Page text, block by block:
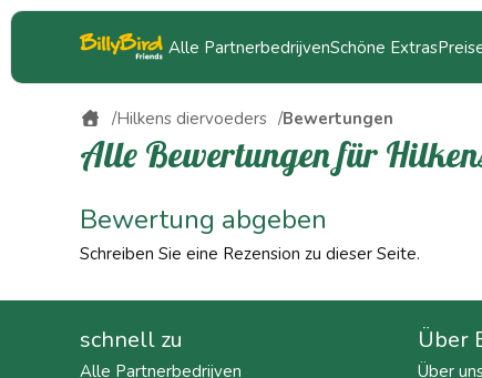
Alle PartnerbedrijvenSchöne Extras
Hilkens diervoeders Bewertungen
Alle Bewertungen für
Bewertung abgeben
Schreiben Sie eine Rezension zu dieser Seite.
schnell zu
Alle Partnerbedrijven
Über
Über